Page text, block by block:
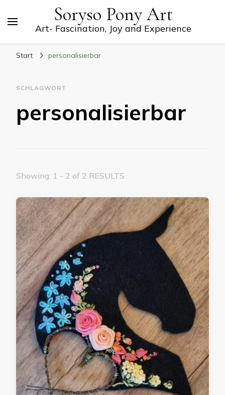
Soryso Pony Art
Art- Fascination, Joy and Experience
Start personalisierbar
SCHLAGWORT
personalisierbar
Showing: 1 - 2 of 2 RESULTS